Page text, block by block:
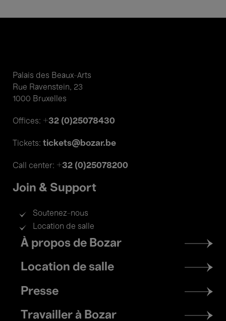
Palais des Beaux-Arts
Rue Ravenstein, 23
1000 Bruxelles
Offices: +32 (0)25078430
Tickets: tickets@bozar.be
Call center: +32 (0)25078200
Join & Support
Soutenez-nous
Location de salle
Footer
menu
À propos de Bozar
Location de salle
Presse
Travailler à Bozar